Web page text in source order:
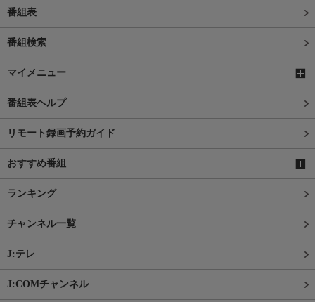
番組表
番組検索
マイメニュー
番組表ヘルプ
リモート録画予約ガイド
おすすめ番組
ランキング
チャンネル一覧
J:テレ
J:COMチャンネル